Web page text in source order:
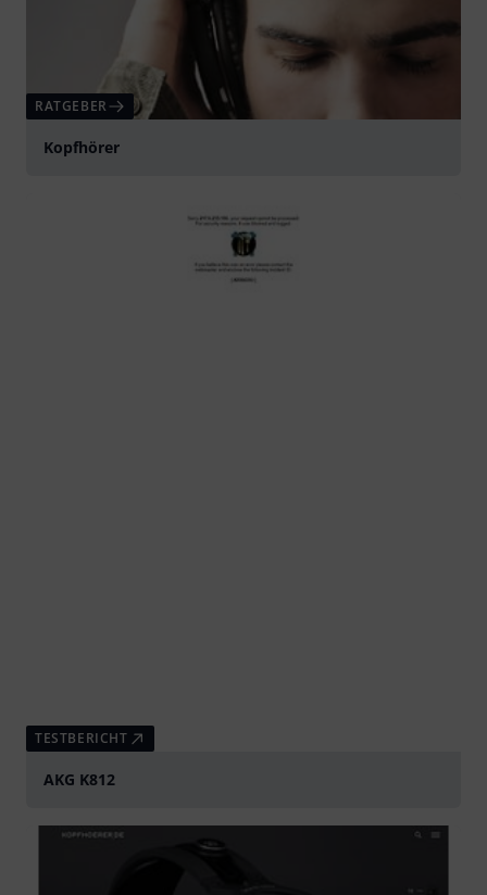
RATGEBER
Kopfhörer
TESTBERICHT
AKG K812